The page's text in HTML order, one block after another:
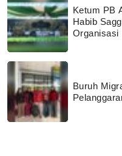
Ketum PB
Habib
Organisasi
Buruh